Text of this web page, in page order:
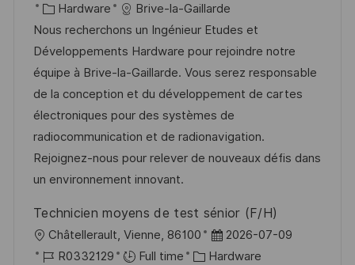
c
a
t
i
o
n
o
s
t
e
d
D
a
t
e
o
b
I
d
C
a
t
e
g
o
r
y
Hardware
Brive-la-Gaillarde
Nous recherchons un Ingénieur Etudes et
Développements Hardware pour rejoindre notre
équipe à Brive-la-Gaillarde. Vous serez responsable
de la conception et du développement de cartes
électroniques pour des systèmes de
radiocommunication et de radionavigation.
Rejoignez-nous pour relever de nouveaux défis dans
un environnement innovant.
Technicien moyens de test sénior (F/H)
L
o
Châtellerault, Vienne, 86100
P
o
2026-07-09
J
R0332129 Full time
C Hardware